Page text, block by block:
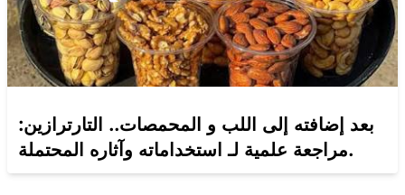
بعد إضافته إلى اللب و المحمصات.. التارترازين:
مراجعة علمية لـ استخداماته وآثاره المحتملة.